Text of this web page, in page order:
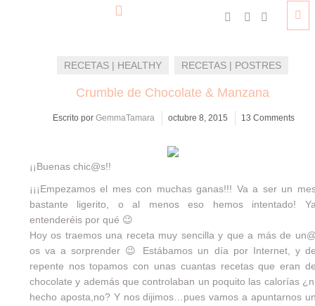
RECETAS | HEALTHY RECETAS | POSTRES
Crumble de Chocolate & Manzana
Escrito por GemmaTamara octubre 8, 2015 13 Comments
¡¡Buenas chic@s!!
¡¡¡Empezamos el mes con muchas ganas!!! Va a ser un
bastante ligerito, o al menos eso hemos intentado!
entenderéis por qué 😉
Hoy os traemos una receta muy sencilla y que a más de
os va a sorprender 😉 Estábamos un día por Internet, y
repente nos topamos con unas cuantas recetas que eran
chocolate y además que controlaban un poquito las calorías
hecho aposta,no? Y nos dijimos…pues vamos a apuntarnos